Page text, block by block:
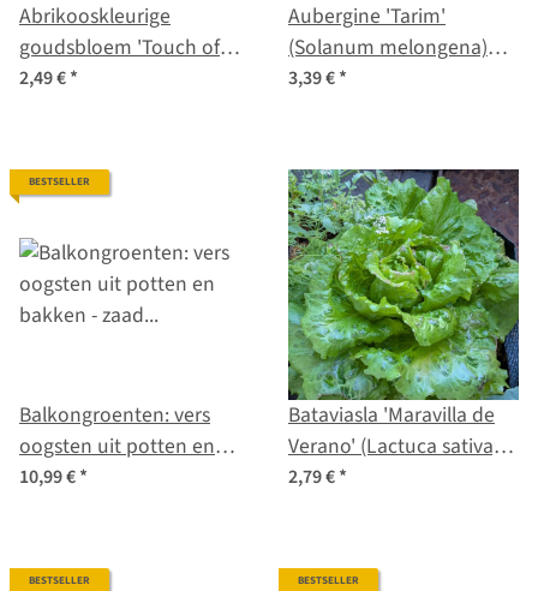
Abrikooskleurige
goudsbloem 'Touch of
Red Buff' (Calendula
2,49 €*
Aubergine 'Tarim'
(Solanum melongena)
biologisch zaad
3,39 €*
BESTSELLER
Balkongroenten: vers
oogsten uit potten en
bakken - zaad set nr. 14
10,99 €*
Bataviasla 'Maravilla de
Verano' (Lactuca sativa)
zaden
2,79 €*
BESTSELLER BESTSELLER